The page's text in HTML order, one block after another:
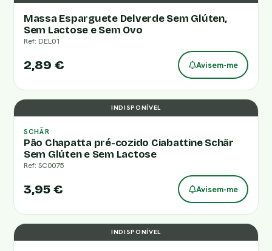
Massa Esparguete Delverde Sem Glúten,
Sem Lactose e Sem Ovo
Ref: DEL01
2,89 € Avisem-me
INDISPONÍVEL
SCHÄR
Pão Chapatta pré-cozido Ciabattine Schär
Sem Glúten e Sem Lactose
Ref: SC0075
3,95 € Avisem-me
INDISPONÍVEL